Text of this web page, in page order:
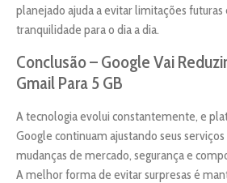
planejado ajuda a evitar limitações futuras
tranquilidade para o dia a dia.
Conclusão – Google Vai
Gmail Para 5 GB
A tecnologia evolui constantemente, e
Google continuam ajustando seus
mudanças de mercado, segurança e
A melhor forma de evitar surpresas é